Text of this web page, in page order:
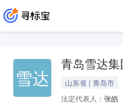
雪达
青岛雪达集
山东省 | 青岛市
法定代表人： 张皓